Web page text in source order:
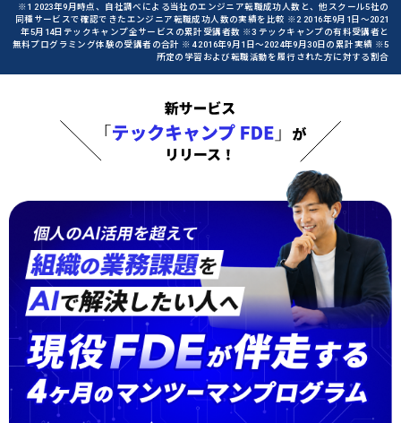
※1 2023年9月時点、自社調べによる当社のエンジニア転職成功人数と、他スクール5社の
同種サービスで確認できたエンジニア転職成功人数の実績を比較 ※2 2016年9月1日〜2021
年5月14日テックキャンプ全サービスの累計受講者数 ※3 テックキャンプの有料受講者と
無料プログラミング体験の受講者の合計 ※4 2016年9月1日〜2024年9月30日の累計実績 ※5
所定の学習および転職活動を履行された方に対する割合